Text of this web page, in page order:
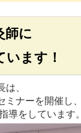
師に
います！
、
ナーを開催し、
導をしています。